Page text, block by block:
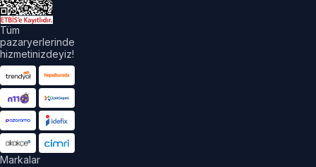
Tüm
pazaryerlerinde
hizmetinizdeyiz!
Markalar